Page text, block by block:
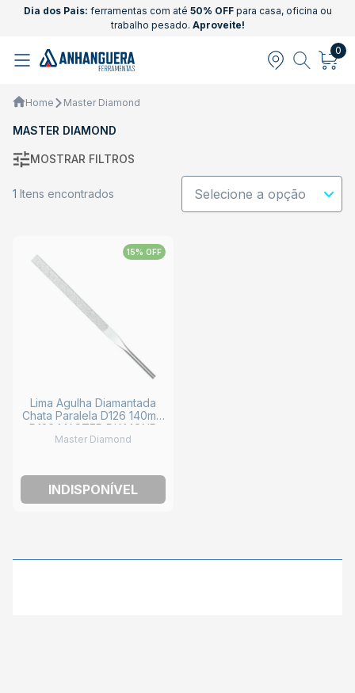
Dia dos Pais: ferramentas com até 50% OFFpara casa, oficina ou
trabalho pesado. Aproveite!
0
Home Master Diamond
MASTER DIAMOND
MOSTRAR FILTROS
1 Itens encontrados
15% OFF
Lima Agulha Diamantada
Chata Paralela D126 140mm
D126 MASTER DIAMOND
Master Diamond
INDISPONÍVEL